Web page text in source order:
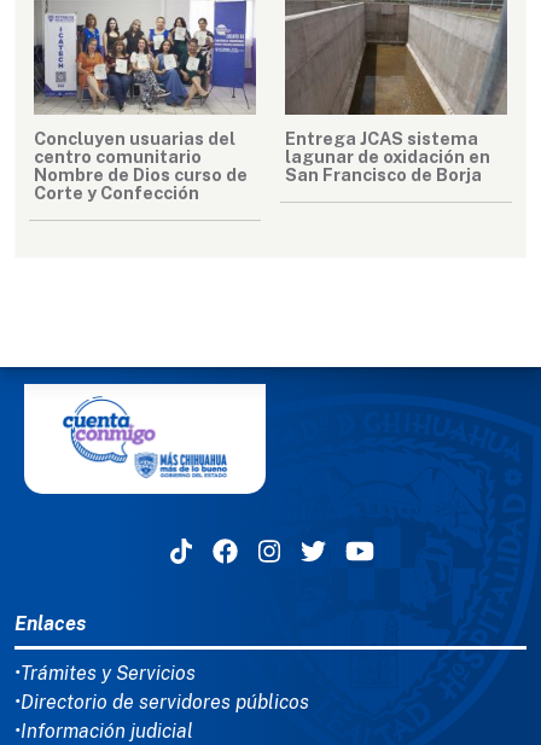
Concluyen usuarias del
centro comunitario
Nombre de Dios curso de
Corte y Confección
Entrega JCAS sistema
lagunar de oxidación en
San Francisco de Borja
Enlaces
•Trámites y Servicios
•Directorio de servidores públicos
•Información judicial